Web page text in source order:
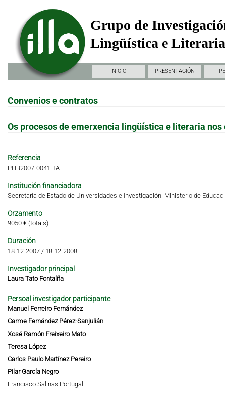
Grupo de
Lingüística e
INICIO PRESENTACIÓN
Convenios e contratos
Os procesos de emerxencia lingüística e literaria
Referencia
PHB2007-0041-TA
Institución financiadora
Secretaría de Estado de Universidades e Investigación. Ministerio de
Orzamento
9050 € (totais)
Duración
18-12-2007 /18-12-2008
Investigador principal
Laura Tato Fontaíña
Persoal investigador participante
Manuel Ferreiro Fernández
Carme Fernández Pérez-Sanjulián
Xosé Ramón Freixeiro Mato
Teresa López
Carlos Paulo Martínez Pereiro
Pilar García Negro
Francisco Salinas Portugal